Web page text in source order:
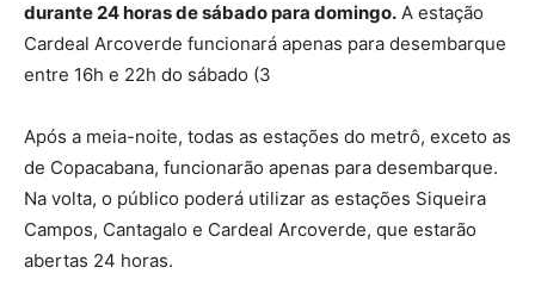
durante 24 horas de sábado para domingo. A estação
Cardeal Arcoverde funcionará apenas para desembarque
entre 16h e 22h do sábado (3
Após a meia-noite, todas as estações do metrô, exceto as
de Copacabana, funcionarão apenas para desembarque.
Na volta, o público poderá utilizar as estações Siqueira
Campos, Cantagalo e Cardeal Arcoverde, que estarão
abertas 24 horas.